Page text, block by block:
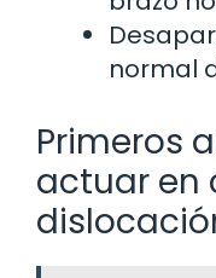
normal
Primeros
actuar en